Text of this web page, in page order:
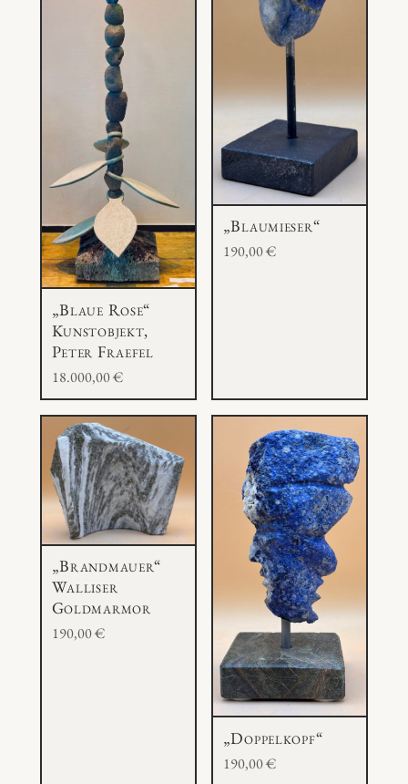
„Blaue Rose“
Kunstobjekt,
Peter Fraefel
18.000,00€
„Blaumieser“
190,00€
„Brandmauer“
Walliser
Goldmarmor
190,00€
„Doppelkopf“
190,00€